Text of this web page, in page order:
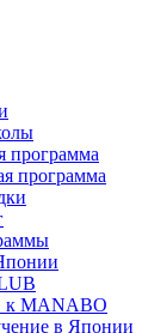
программа
программа
к MАNABO
в Японии